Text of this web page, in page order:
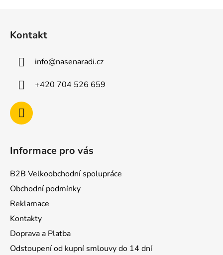
Kontakt
info@nasenaradi.cz
+420 704 526 659
Informace pro vás
B2B Velkoobchodní spolupráce
Obchodní podmínky
Reklamace
Kontakty
Doprava a Platba
Odstoupení od kupní smlouvy do 14 dní